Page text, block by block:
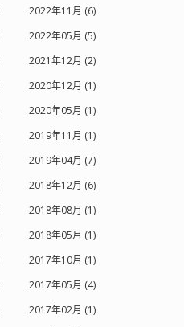
2022年11月 (6)
2022年05月 (5)
2021年12月 (2)
2020年12月 (1)
2020年05月 (1)
2019年11月 (1)
2019年04月 (7)
2018年12月 (6)
2018年08月 (1)
2018年05月 (1)
2017年10月 (1)
2017年05月 (4)
2017年02月 (1)